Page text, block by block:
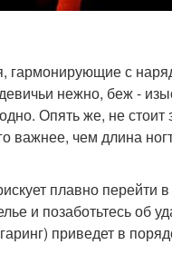
гармонирующие с
нежно, беж -
Опять же, не стоит
важнее, чем длина
плавно
и позаботьтесь об
приведет в